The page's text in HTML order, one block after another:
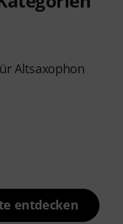
Altsaxophon
entdecken